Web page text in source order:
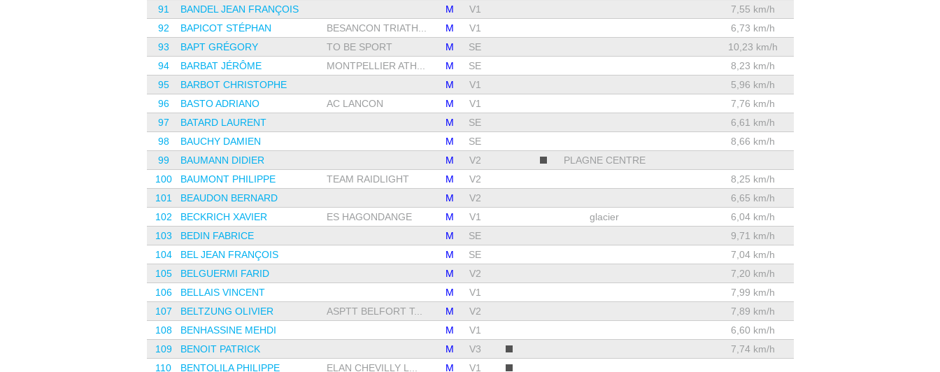
91
BANDEL JEAN FRANÇOIS M V1
7,55 km/h
92
BAPICOT STÉPHAN BESANCON TRIATH... M V1
6,73 km/h
93
BAPT GRÉGORY TO BE SPORT M SE
10,23 km/h
94
BARBAT JÉRÔME MONTPELLIER ATH... M SE
8,23 km/h
95
BARBOT CHRISTOPHE M V1
5,96 km/h
96
BASTO ADRIANO AC LANCON M V1
7,76 km/h
97
BATARD LAURENT M SE
6,61 km/h
98
BAUCHY DAMIEN M SE
8,66 km/h
99
BAUMANN DIDIER M V2
PLAGNE CENTRE
100
BAUMONT PHILIPPE TEAM RAIDLIGHT M V2
8,25 km/h
101
BEAUDON BERNARD M V2
6,65 km/h
102
BECKRICH XAVIER ES HAGONDANGE M V1 glacier
6,04 km/h
103
BEDIN FABRICE M SE
9,71 km/h
104
BEL JEAN FRANÇOIS M SE
7,04 km/h
105
BELGUERMI FARID M V2
7,20 km/h
106
BELLAIS VINCENT M V1
7,99 km/h
107
BELTZUNG OLIVIER ASPTT BELFORT T... M V2
7,89 km/h
108
BENHASSINE MEHDI M V1
6,60 km/h
109
BENOIT PATRICK M V3
7,74 km/h
110
BENTOLILA PHILIPPE ELAN CHEVILLY L... M
V1